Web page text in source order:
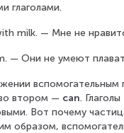
глаголами.
milk. — Мне не
— Они не умеют
вспомогательным
втором — can. Глаголы
Вот почему
образом,